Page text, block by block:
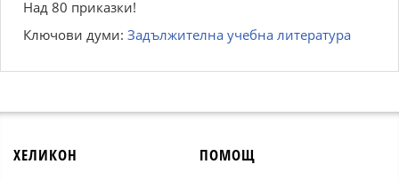
Над 80 приказки!
Ключови думи: Задължителна учебна литература
ХЕЛИКОН ПОМОЩ